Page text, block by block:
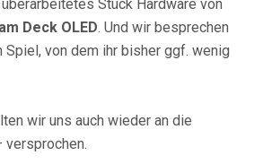
Stück Hardware von
Deck OLED. Und wir besprechen
Spiel, von dem ihr bisher ggf. wenig
wir uns auch wieder an die
versprochen.